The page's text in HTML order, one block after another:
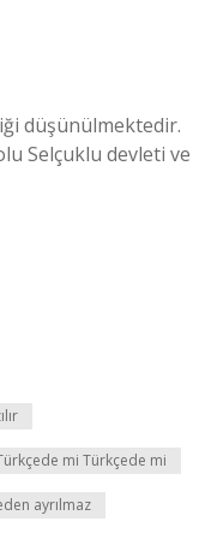
düşünülmektedir.
Selçuklu devleti ve
mi Türkçede mi
ayrılmaz